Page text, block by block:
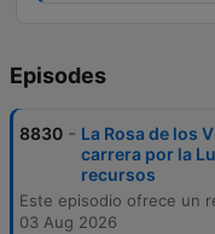
Episodes
8830 - La Rosa de los
carrera por la
recursos
03 Aug 2026